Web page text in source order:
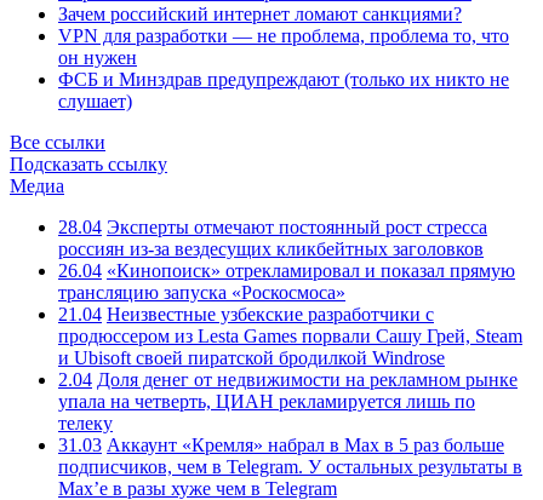
Зачем российский интернет ломают санкциями?
VPN для разработки — не проблема, проблема то, что
он нужен
ФСБ и Минздрав предупреждают (только их никто не
слушает)
Все ссылки
Подсказать ссылку
Медиа
28.04 Эксперты отмечают постоянный рост стресса
россиян из-за вездесущих кликбейтных заголовков
26.04 «Кинопоиск» отрекламировал и показал прямую
трансляцию запуска «Роскосмоса»
21.04 Неизвестные узбекские разработчики с
продюссером из Lesta Games порвали Сашу Грей, Steam
и Ubisoft своей пиратской бродилкой Windrose
2.04 Доля денег от недвижимости на рекламном рынке
упала на четверть, ЦИАН рекламируется лишь по
телеку
31.03 Аккаунт «Кремля» набрал в Max в 5 раз больше
подписчиков, чем в Telegram. У остальных результаты в
Max’е в разы хуже чем в Telegram